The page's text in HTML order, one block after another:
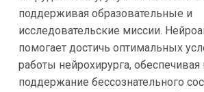
поддерживая образовательные и
исследовательские миссии.
помогает достичь оптимальных
работы нейрохирурга, обеспечивая
поддержание бессознательного